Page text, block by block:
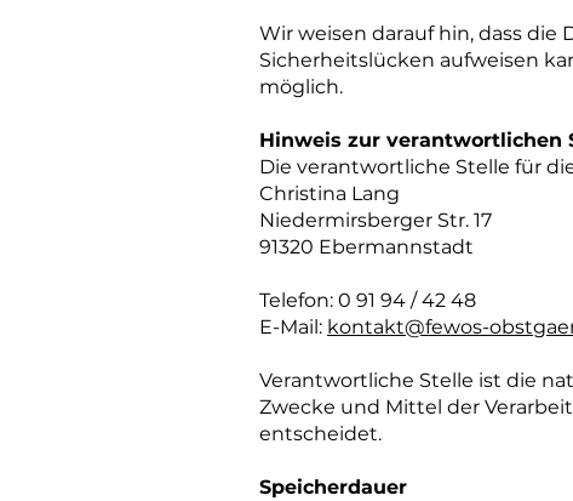
Wir weisen darauf hin, dass
Sicherheitslücken aufweisen
möglich.
Hinweis zur verantwortlichen
Die verantwortliche Stelle für
Christina Lang
Niedermirsberger Str. 17
91320 Ebermannstadt
Telefon: 0 91 94 / 42 48
E-Mail: kontakt@fewos-
Verantwortliche Stelle ist die
Zwecke und Mittel der
entscheidet.
Speicherdauer